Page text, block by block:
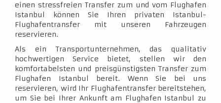
einen stressfreien Transfer zum und vom Flughafen
Istanbul können Sie Ihren privaten Istanbul-
Flughafentransfer mit unseren Fahrzeugen
reservieren.
Als ein Transportunternehmen, das qualitativ
hochwertigen Service bietet, stellen wir den
komfortabelsten und preisgünstigsten Transfer zum
Flughafen Istanbul bereit. Wenn Sie bei uns
reservieren, wird Ihr Flughafentransfer bereitstehen,
um Sie bei Ihrer Ankunft am Flughafen Istanbul zu